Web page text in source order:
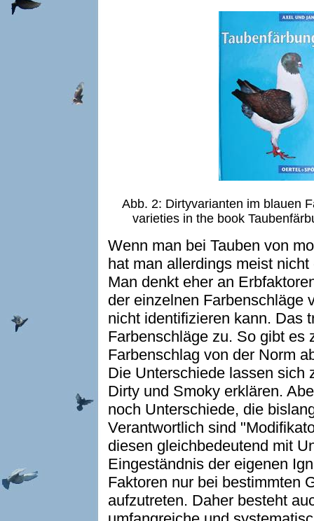
Abb. 2: Dirtyvarianten im blauen
varieties in the book
Wenn man bei Tauben von
hat man allerdings meist
Man denkt eher an
der einzelnen Farbenschläge
nicht identifizieren kann. Das
Farbenschläge zu. So gibt es
Farbenschlag von der Norm
Die Unterschiede lassen sich
Dirty und Smoky erklären.
noch Unterschiede, die
Verantwortlich sind
diesen gleichbedeutend mit
Eingeständnis der eigenen
Faktoren nur bei bestimmten
aufzutreten. Daher besteht